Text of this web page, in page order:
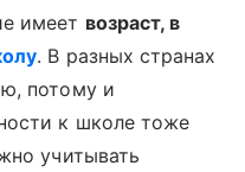
имеет возраст, в
. В разных странах
потому и
к школе тоже
учитывать